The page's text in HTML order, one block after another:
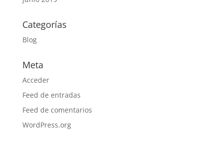
Categorías
Blog
Meta
Acceder
Feed de entradas
Feed de comentarios
WordPress.org